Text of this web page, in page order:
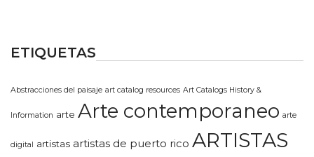
ETIQUETAS
Abstracciones del paisaje art catalog resources Art Catalogs History &
Information arte Arte contemporaneo arte
digital artistas artistas de puerto rico ARTISTAS